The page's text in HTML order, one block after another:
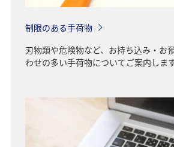
制限のある手荷物
刃物類や危険物など、お持ち込み・お
わせの多い手荷物についてご案内します